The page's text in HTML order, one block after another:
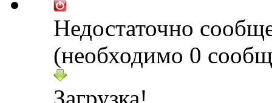
Недостаточно
(необходимо 0